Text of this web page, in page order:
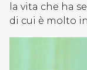
la vita che ha
di cui è molto